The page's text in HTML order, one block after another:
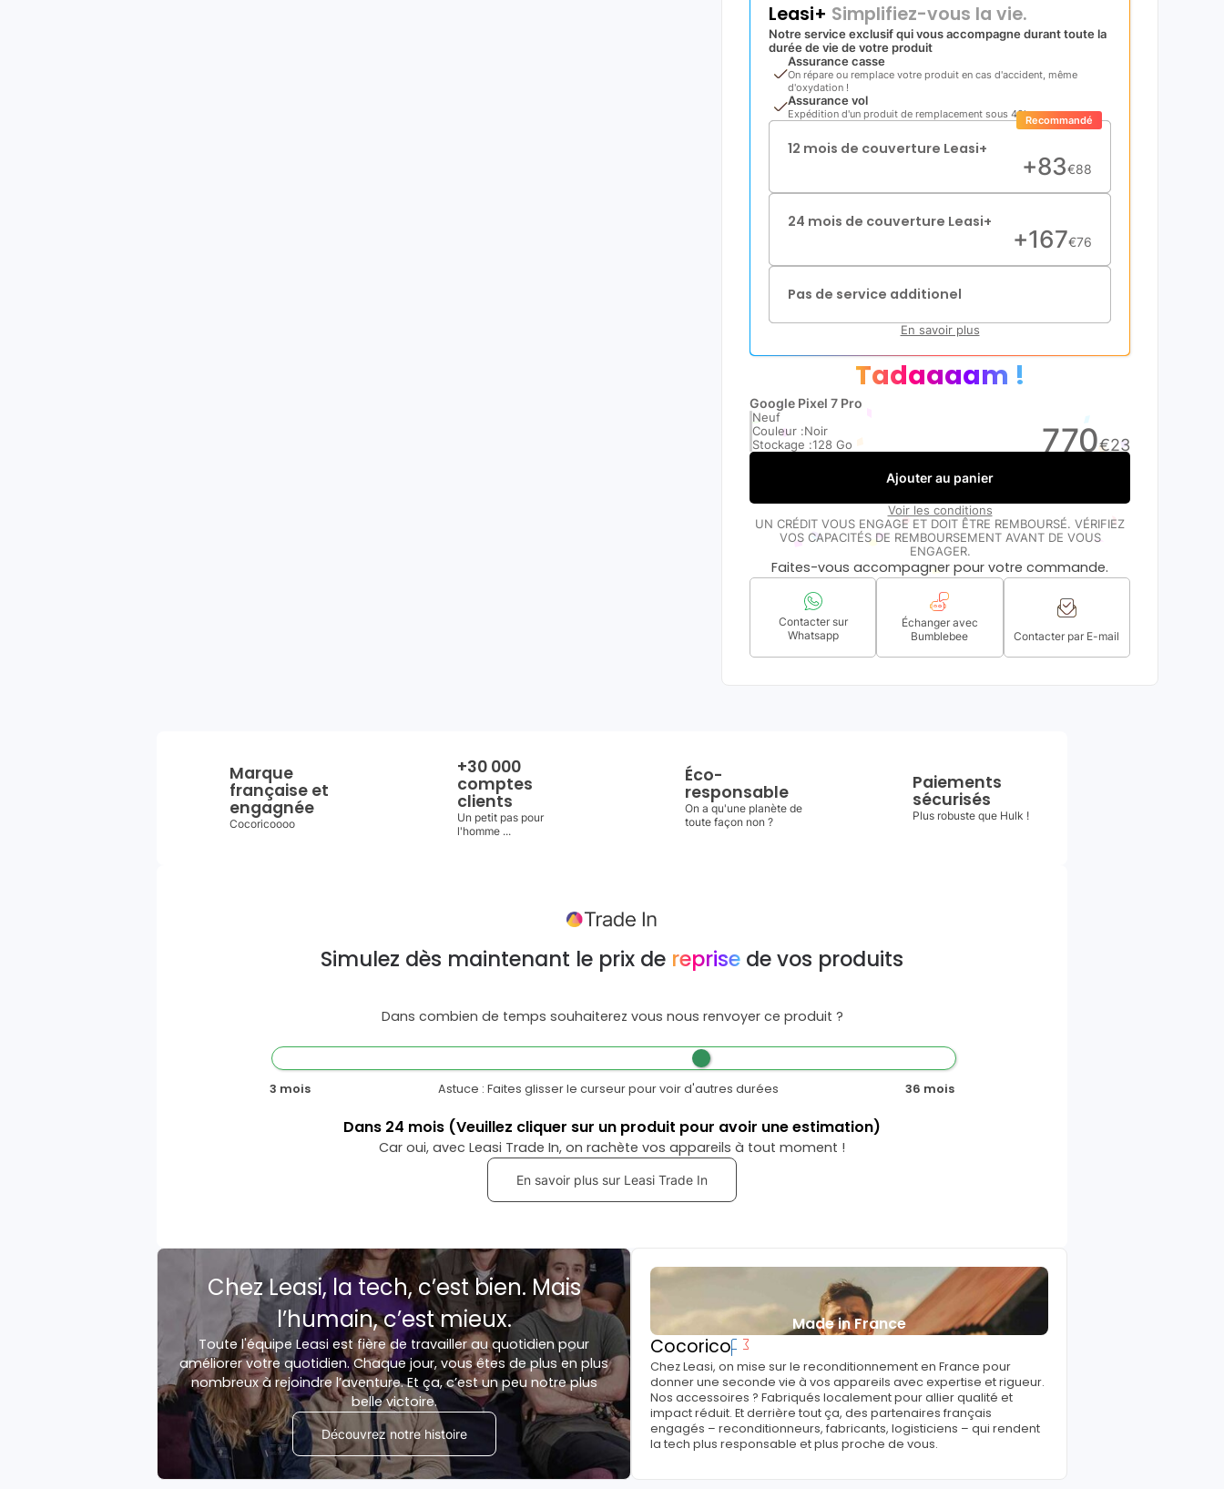
Leasi+ Simplifiez-vous la vie.
Notre service exclusif qui vous accompagne durant toute la
durée de vie de votre produit
Assurance casse
On répare ou remplace votre produit en cas d'accident, même
d'oxydation !
Assurance vol
Expédition d'un produit de remplacement sous 48h
12 mois de couverture Leasi+
+83€88
Recommandé
24 mois de couverture Leasi+
+167€76
Pas de service additionel
En savoir plus
Tadaaaam !
Google Pixel 7 Pro
Neuf
Couleur :Noir
Stockage :128 Go 770€23
Ajouter au panier
Voir les conditions
UN CRÉDIT VOUS ENGAGE ET DOIT ÊTRE REMBOURSÉ. VÉRIFIEZ
VOS CAPACITÉS DE REMBOURSEMENT AVANT DE VOUS
ENGAGER.
Faites-vous accompagner pour votre commande.
Contacter sur
Whatsapp
Échanger avec
Bumblebee
Contacter par E-mail
Marque
française et
engagnée
Cocoricoooo
+30 000
comptes
clients
Un petit pas pour
l'homme ...
Éco-
responsable
On a qu'une planète de
toute façon non ?
Paiements
sécurisés
Plus robuste que Hulk !
Simulez dès maintenant le prix de reprise de vos produits
Dans combien de temps souhaiterez vous nous renvoyer ce produit ?
3 mois Astuce : Faites glisser le curseur pour voir d'autres durées 36 mois
Dans 24 mois (Veuillez cliquer sur un produit pour avoir une estimation)
Car oui, avec Leasi Trade In, on rachète vos appareils à tout moment !
En savoir plus sur Leasi Trade In
Chez Leasi, la tech, c’est bien. Mais
l’humain, c’est mieux.
Toute l'équipe Leasi est fière de travailler au quotidien pour
améliorer votre quotidien. Chaque jour, vous êtes de plus en plus
nombreux à rejoindre l’aventure. Et ça, c’est un peu notre plus
belle victoire.
Découvrez notre histoire
Made in France
Cocorico
Chez Leasi, on mise sur le reconditionnement en France pour
donner une seconde vie à vos appareils avec expertise et rigueur.
Nos accessoires ? Fabriqués localement pour allier qualité et
impact réduit. Et derrière tout ça, des partenaires français
engagés – reconditionneurs, fabricants, logisticiens – qui rendent
la tech plus responsable et plus proche de vous.